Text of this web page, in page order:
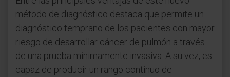
método de diagnóstico destaca que permite un
diagnóstico temprano de los pacientes con mayor
riesgo de desarrollar cáncer de pulmón a través
de una prueba mínimamente invasiva. A su vez, es
capaz de producir un rango continuo de